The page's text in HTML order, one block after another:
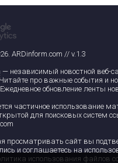
ARDinform.com // v.1.3
— независимый новостной веб-
про важные события и
обновление ленты
частичное использование
для поисковых систем
просматривать сайт вы
и соглашаетесь на
использования файлов